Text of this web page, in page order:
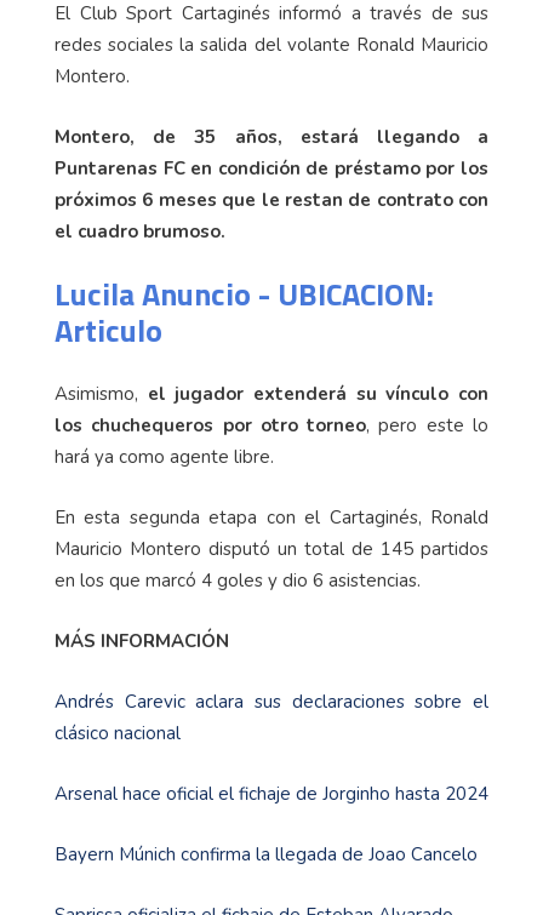
El Club Sport Cartaginés informó a través de sus
redes sociales la salida del volante Ronald Mauricio
Montero.
Montero, de 35 años, estará llegando a
Puntarenas FC en condición de préstamo por los
próximos 6 meses que le restan de contrato con
el cuadro brumoso.
Lucila Anuncio - UBICACION:
Articulo
Asimismo, el jugador extenderá su vínculo con
los chuchequeros por otro torneo, pero este lo
hará ya como agente libre.
En esta segunda etapa con el Cartaginés, Ronald
Mauricio Montero disputó un total de 145 partidos
en los que marcó 4 goles y dio 6 asistencias.
MÁS INFORMACIÓN
Andrés Carevic aclara sus declaraciones sobre el
clásico nacional
Arsenal hace oficial el fichaje de Jorginho hasta 2024
Bayern Múnich confirma la llegada de Joao Cancelo